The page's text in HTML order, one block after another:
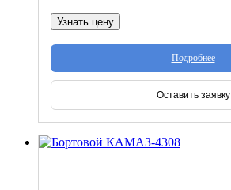
Узнать цену
Подробнее
Оставить заявку